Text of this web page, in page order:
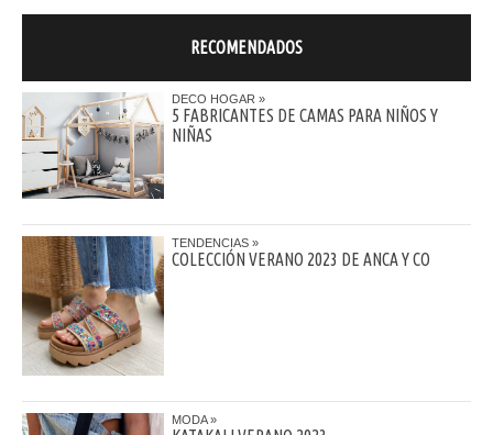
RECOMENDADOS
DECO HOGAR
5 FABRICANTES DE CAMAS PARA NIÑOS Y
NIÑAS
TENDENCIAS
COLECCIÓN VERANO 2023 DE ANCA Y CO
MODA